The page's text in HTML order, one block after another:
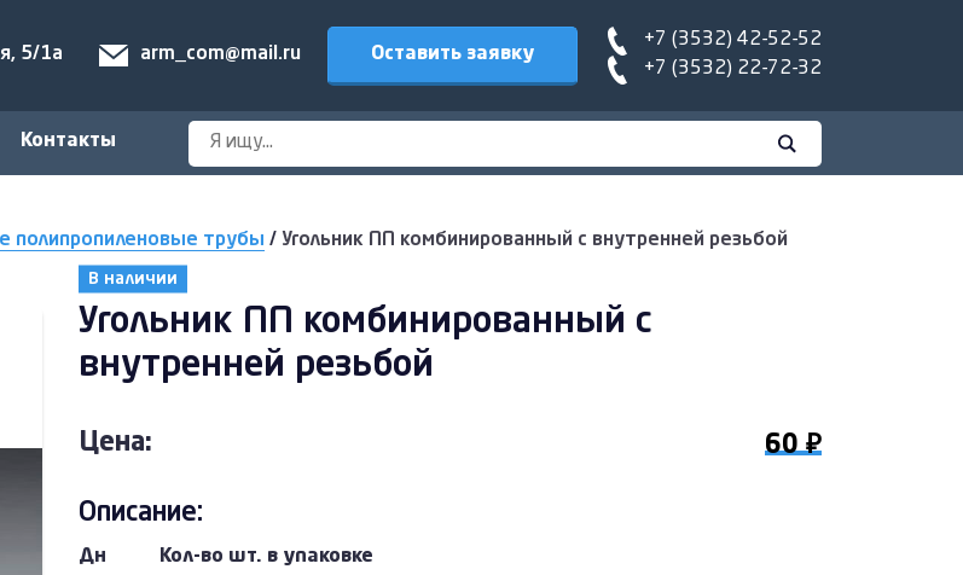
5/1а arm_com@mail.ru Оставить заявку
+7 (3532) 42-52-52
+7 (3532) 22-72-32
Контакты
полипропиленовые трубы / Угольник ПП комбинированный с внутренней резьбой
В наличии
Угольник ПП комбинированный с
внутренней резьбой
Цена: 60 ₽
Описание:
Дн
Кол-во шт. в упаковке